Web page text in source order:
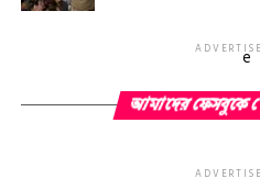
e
আমাদের ফেসবুকে